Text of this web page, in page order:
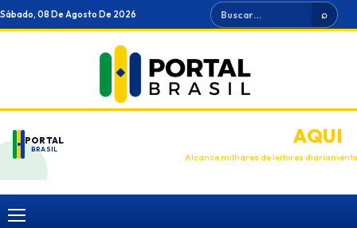
Ir
para
Sábado, 08 De Agosto De 2026 Buscar ⌕
PORTAL
BRASIL
ANUNCIEAQUI
Alcance milhares de leitores diariamente